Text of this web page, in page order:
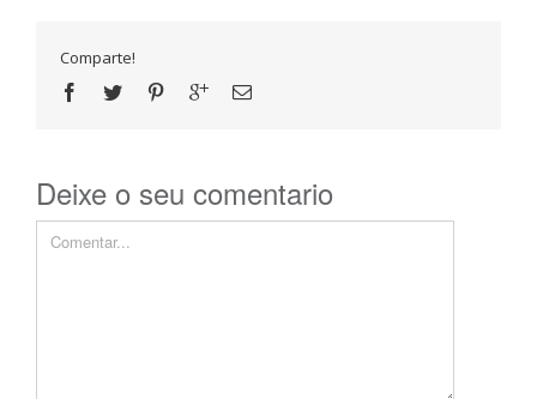
Comparte!
Deixe o seu comentario